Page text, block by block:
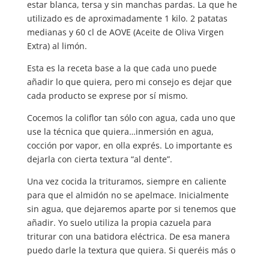
estar blanca, tersa y sin manchas pardas. La que he
utilizado es de aproximadamente 1 kilo. 2 patatas
medianas y 60 cl de AOVE (Aceite de Oliva Virgen
Extra) al limón.
Esta es la receta base a la que cada uno puede
añadir lo que quiera, pero mi consejo es dejar que
cada producto se exprese por sí mismo.
Cocemos la coliflor tan sólo con agua, cada uno que
use la técnica que quiera…inmersión en agua,
cocción por vapor, en olla exprés. Lo importante es
dejarla con cierta textura “al dente”.
Una vez cocida la trituramos, siempre en caliente
para que el almidón no se apelmace. Inicialmente
sin agua, que dejaremos aparte por si tenemos que
añadir. Yo suelo utiliza la propia cazuela para
triturar con una batidora eléctrica. De esa manera
puedo darle la textura que quiera. Si queréis más o